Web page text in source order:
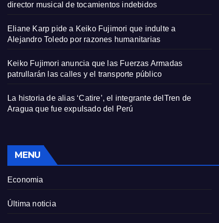
director musical de tocamientos indebidos
Eliane Karp pide a Keiko Fujimori que indulte a
Alejandro Toledo por razones humanitarias
Keiko Fujimori anuncia que las Fuerzas Armadas
patrullarán las calles y el transporte público
La historia de alias ‘Catire’, el integrante delTren de
Aragua que fue expulsado del Perú
MENU
Economia
Última noticia